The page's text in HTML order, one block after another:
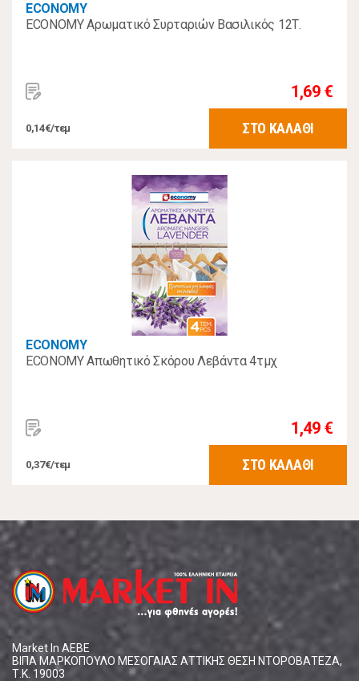
ECONOMY
ECONOMY Αρωματικό Συρταριών Βασιλικός 12Τ.
1,69 €
0,14€/τεμ ΣΤΟ ΚΑΛΑΘΙ
ECONOMY
ECONOMY Απωθητικό Σκόρου Λεβάντα 4τμχ
1,49 €
0,37€/τεμ ΣΤΟ ΚΑΛΑΘΙ
Market In ΑΕΒΕ
ΒΙΠΑ ΜΑΡΚΟΠΟΥΛΟ ΜΕΣΟΓΑΙΑΣ ΑΤΤΙΚΗΣ ΘΕΣΗ ΝΤΟΡΟΒΑΤΕΖΑ,
Τ.Κ. 19003